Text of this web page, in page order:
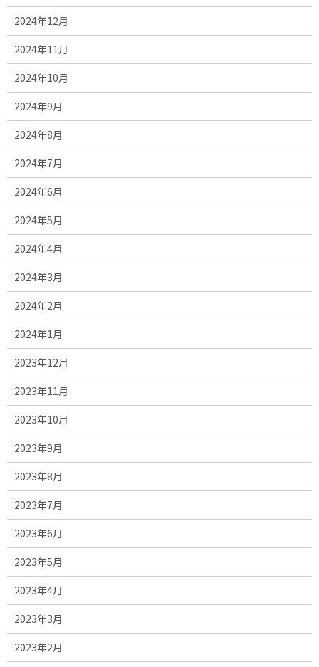
2024年12月
2024年11月
2024年10月
2024年9月
2024年8月
2024年7月
2024年6月
2024年5月
2024年4月
2024年3月
2024年2月
2024年1月
2023年12月
2023年11月
2023年10月
2023年9月
2023年8月
2023年7月
2023年6月
2023年5月
2023年4月
2023年3月
2023年2月